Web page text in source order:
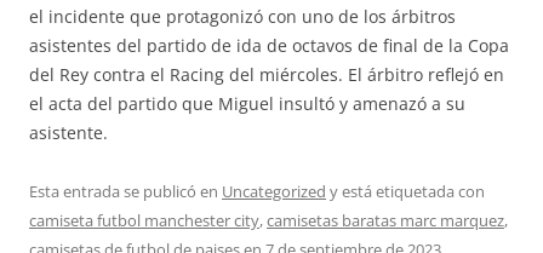
el incidente que protagonizó con uno de los árbitros
asistentes del partido de ida de octavos de final de la Copa
del Rey contra el Racing del miércoles. El árbitro reflejó en
el acta del partido que Miguel insultó y amenazó a su
asistente.
Esta entrada se publicó en Uncategorized y está etiquetada con
camiseta futbol manchester city,camisetas baratas marc marquez,